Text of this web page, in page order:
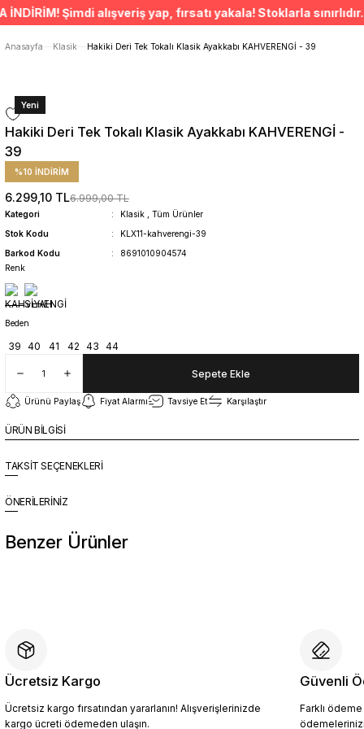
ÜCRETSİZ TESLİMAT İMKANI
SÜRDÜRÜLEBİLİR ÜRÜNLER
Anasayfa
Klasik Hakiki Deri Tek Tokalı Klasik Ayakkabı KAHVERENGİ - 39
Yeni
Hakiki Deri Tek Tokalı Klasik Ayakkabı KAHVERENGİ -
39
%10 İNDİRİM
6.299,10 TL6.999,00 TL
Kategori Klasik
Tüm Ürünler
Stok Kodu
KLX11-kahverengi-39
Barkod Kodu
8691010904574
Renk
Beden
39 40 41 42 43 44
Sepete Ekle
Ürünü Paylaş Fiyat Alarmı Tavsiye Et Karşılaştır
ÜRÜN BİLGİSİ
TAKSİT SEÇENEKLERİ
ÖNERİLERİNİZ
Benzer Ürünler
4.904,10 TL
5.449,00 TL
Sepete Ekle
Ücretsiz Kargo
Ücretsiz kargo fırsatından yararlanın! Alışverişlerinizde
kargo ücreti ödemeden ulaşın.
Güvenli
Farklı
Şimdi alışveriş yap, fırsatı yakala! Stoklarla